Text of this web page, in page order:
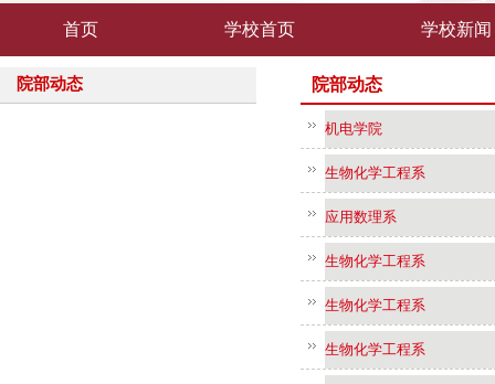
首页 学校首页 学校新闻
院部动态 院部动态
机电学院
生物化学工程系
应用数理系
生物化学工程系
生物化学工程系
生物化学工程系